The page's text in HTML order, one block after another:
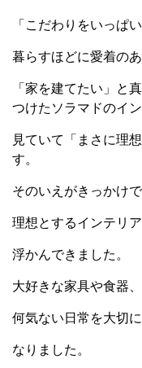
「こだわりをいっぱ
暮らすほどに愛着の
「家を建てたい」と
つけたソラマドのイ
見ていて「まさに理
す。
そのいえがきっかけ
理想とするインテリ
浮かんできました。
大好きな家具や食器
何気ない日常を大切
なりました。